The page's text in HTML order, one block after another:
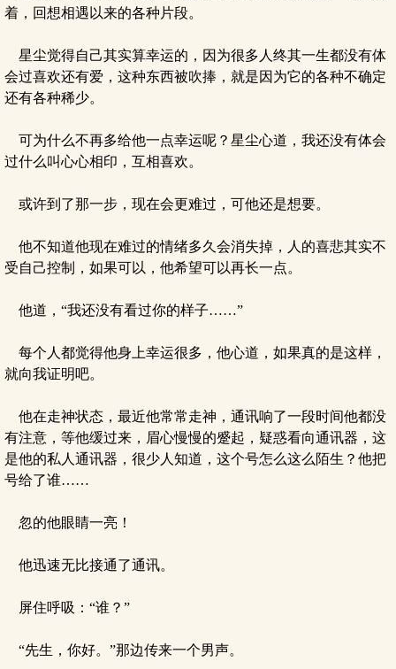
着，回想相遇以来的各种片段。
星尘觉得自己其实算幸运的，因为很多人终其一生都没有体
会过喜欢还有爱，这种东西被吹捧，就是因为它的各种不确定
还有各种稀少。
可为什么不再多给他一点幸运呢？星尘心道，我还没有体会
过什么叫心心相印，互相喜欢。
或许到了那一步，现在会更难过，可他还是想要。
他不知道他现在难过的情绪多久会消失掉，人的喜悲其实不
受自己控制，如果可以，他希望可以再长一点。
他道，“我还没有看过你的样子……”
每个人都觉得他身上幸运很多，他心道，如果真的是这样，
就向我证明吧。
他在走神状态，最近他常常走神，通讯响了一段时间他都没
有注意，等他缓过来，眉心慢慢的蹙起，疑惑看向通讯器，这
是他的私人通讯器，很少人知道，这个号怎么这么陌生？他把
号给了谁……
忽的他眼睛一亮！
他迅速无比接通了通讯。
屏住呼吸：“谁？”
“先生，你好。”那边传来一个男声。